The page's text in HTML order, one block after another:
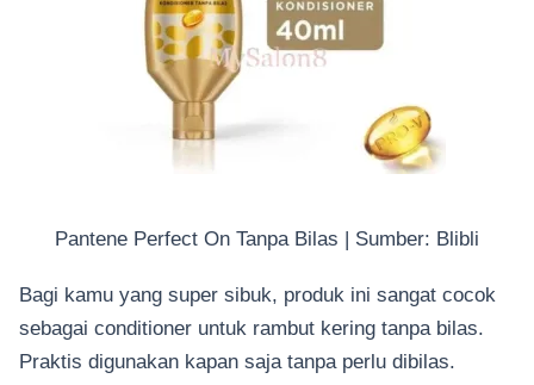
Pantene Perfect On Tanpa Bilas | Sumber: Blibli
Bagi kamu yang super sibuk, produk ini sangat cocok
sebagai conditioner untuk rambut kering tanpa bilas.
Praktis digunakan kapan saja tanpa perlu dibilas.